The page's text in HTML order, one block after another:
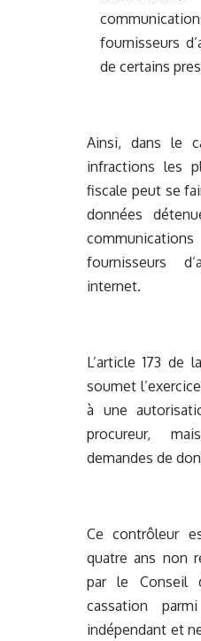
fournisseurs
de certains
Ainsi, dans le
infractions les
fiscale peut se
données
fournisseurs
internet.
L’article 173 de
soumet
à une
procureur,
demandes de
Ce contrôleur
quatre ans non
par le Conseil
cassation
indépendant et